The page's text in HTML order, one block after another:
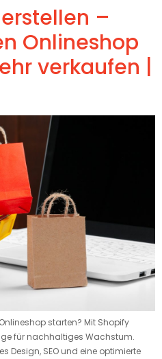
–
Onlineshop
verkaufen |
starten? Mit Shopify
für nachhaltiges Wachstum.
Design, SEO und eine optimierte